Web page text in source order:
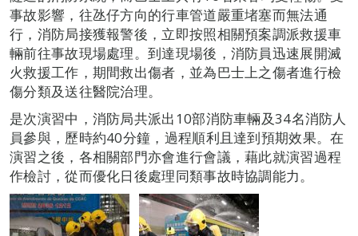
事故影響，往氹仔方向的行車管道嚴重堵塞而無法通
行，消防局接獲報警後，立即按照相關預案調派救援車
輛前往事故現場處理。到達現場後，消防員迅速展開滅
火救援工作，期間救出傷者，並為巴士上之傷者進行檢
傷分類及送往醫院治理。
是次演習中，消防局共派出10部消防車輛及34名消防人
員參與，歷時約40分鐘，過程順利且達到預期效果。在
演習之後，各相關部門亦會進行會議，藉此就演習過程
作檢討，從而優化日後處理同類事故時協調能力。